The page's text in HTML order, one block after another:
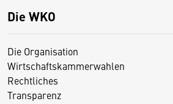
Die WKO
Die Organisation
Wirtschaftskammerwahlen
Rechtliches
Transparenz